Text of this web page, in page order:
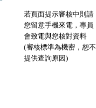
若頁面提示審核中則請
您留意手機來電，專員
會致電與您核對資料
(審核標準為機密，恕不
提供查詢原因)